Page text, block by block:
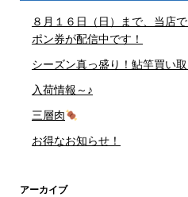
８月１６日（日）まで、当店
ポン券が配信中です！
シーズン真っ盛り！鮎竿買い取
入荷情報～♪
三層肉
お得なお知らせ！
アーカイブ